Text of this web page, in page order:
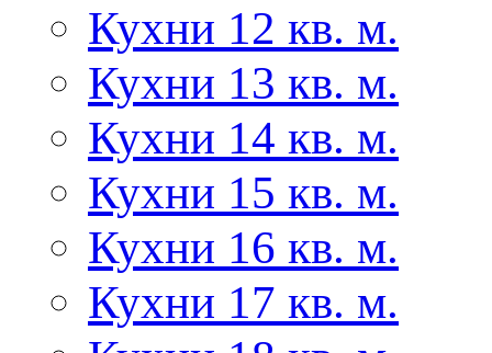
Кухни 12 кв. м.
Кухни 13 кв. м.
Кухни 14 кв. м.
Кухни 15 кв. м.
Кухни 16 кв. м.
Кухни 17 кв. м.